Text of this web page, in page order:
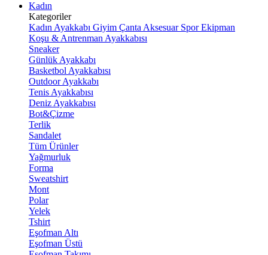
Kadın
Kategoriler
Kadın Ayakkabı Giyim Çanta Aksesuar Spor Ekipman
Koşu & Antrenman Ayakkabısı
Sneaker
Günlük Ayakkabı
Basketbol Ayakkabısı
Outdoor Ayakkabı
Tenis Ayakkabısı
Deniz Ayakkabısı
Bot&Çizme
Terlik
Sandalet
Tüm Ürünler
Yağmurluk
Forma
Sweatshirt
Mont
Polar
Yelek
Tshirt
Eşofman Altı
Eşofman Üstü